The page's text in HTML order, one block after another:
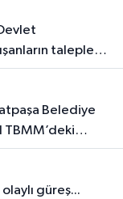
talepleri
TBMM’deki